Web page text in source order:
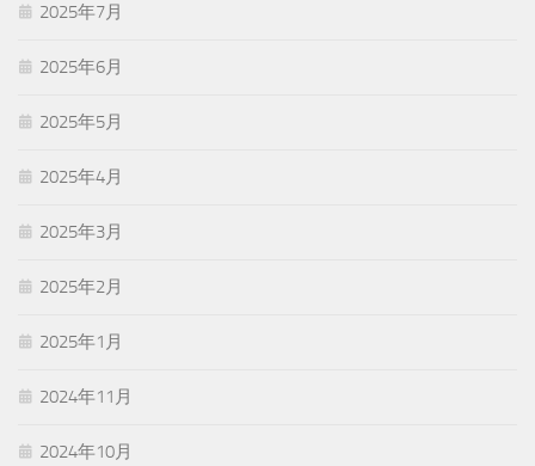
2025年7月
2025年6月
2025年5月
2025年4月
2025年3月
2025年2月
2025年1月
2024年11月
2024年10月